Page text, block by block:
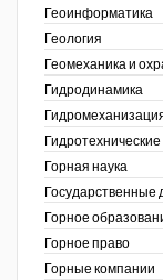
Геоинформатика
Геология
Геомеханика и
Гидродинамика
Горная наука
Государственные
Горное
Горное право
Горные компании